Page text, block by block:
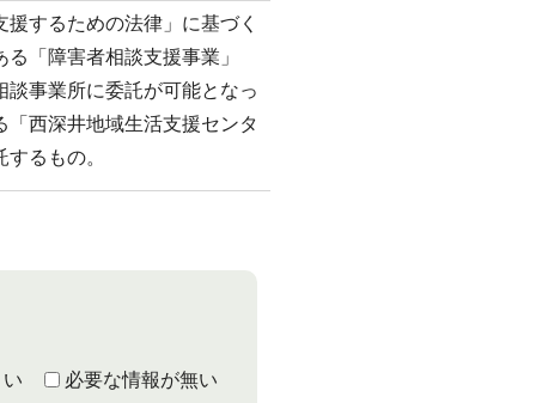
するための法律」に基づく
「障害者相談支援事業」
事業所に委託が可能となっ
西深井地域生活支援センタ
るもの。
必要な情報が無い